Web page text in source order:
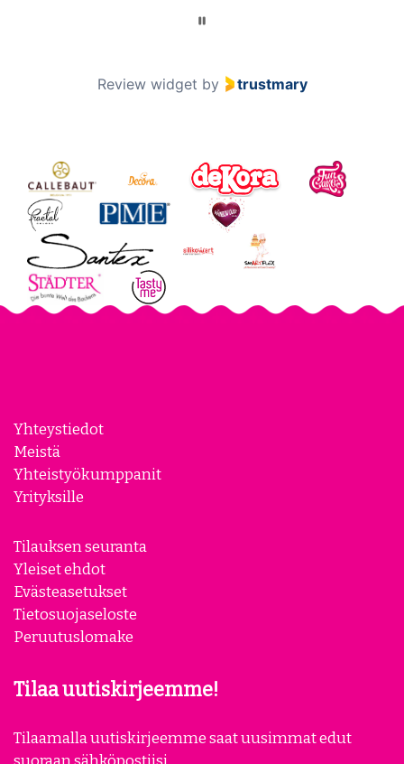
Review widget by trustmary
Yhteystiedot
Meistä
Yhteistyökumppanit
Yrityksille
Tilauksen seuranta
Yleiset ehdot
Evästeasetukset
Tietosuojaseloste
Peruutuslomake
Tilaa uutiskirjeemme!
Tilaamalla uutiskirjeemme saat uusimmat edut
suoraan sähköpostiisi.